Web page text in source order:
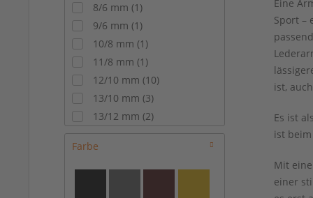
8/6 mm (1 )
9/6 mm (1 )
10/8 mm (1 )
11/8 mm (1 )
12/10 mm (10)
13/10 mm (3)
13/12 mm (2)
14/12 mm
15/14 mm (7)
Farbe
Eine
Sport –
ist,
Es ist
ist
Mit
einer